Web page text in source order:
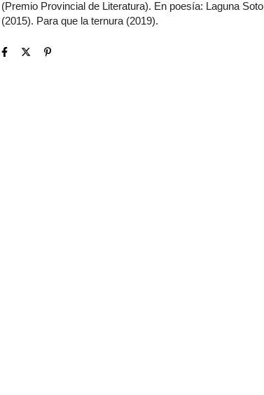
(Premio Provincial de Literatura). En poesía: Laguna Soto
(2015). Para que la ternura (2019).